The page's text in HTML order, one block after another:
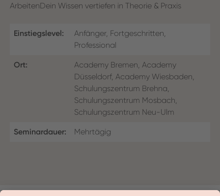
ArbeitenDein Wissen vertiefen in Theorie & Praxis
Einstiegslevel:
Anfänger, Fortgeschritten,
Professional
Ort:
Academy Bremen, Academy
Düsseldorf, Academy Wiesbaden,
Schulungszentrum Brehna,
Schulungszentrum Mosbach,
Schulungszentrum Neu-Ulm
Seminardauer: Mehrtägig